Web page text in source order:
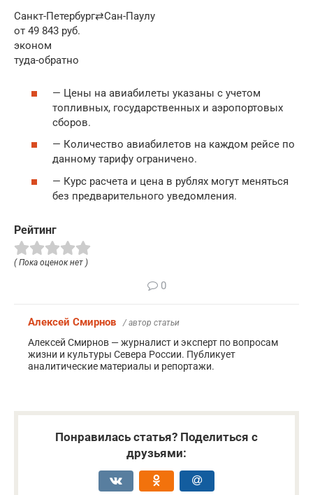
Санкт-Петербург⇄Сан-Паулу
от 49 843 руб.
эконом
туда-обратно
— Цены на авиабилеты указаны с учетом
топливных, государственных и аэропортовых
сборов.
— Количество авиабилетов на каждом рейсе по
данному тарифу ограничено.
— Курс расчета и цена в рублях могут меняться
без предварительного уведомления.
Рейтинг
( Пока оценок нет )
0
Алексей Смирнов / автор статьи
Алексей Смирнов — журналист и эксперт по вопросам
жизни и культуры Севера России. Публикует
аналитические материалы и репортажи.
Понравилась статья? Поделиться с
друзьями: